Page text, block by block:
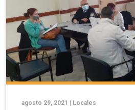
agosto 29, 2021 | Locales